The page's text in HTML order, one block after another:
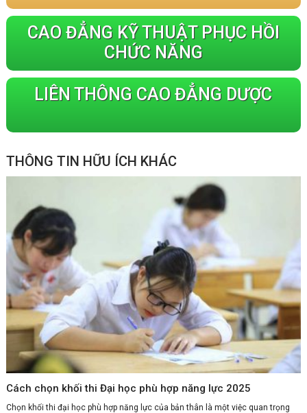
CAO ĐẲNG KỸ THUẬT PHỤC HỒI
CHỨC NĂNG
LIÊN THÔNG CAO ĐẲNG DƯỢC
THÔNG TIN HỮU ÍCH KHÁC
Cách chọn khối thi Đại học phù hợp năng lực 2025
Chọn khối thi đại học phù hợp năng lực của bản thân là một việc quan trọng